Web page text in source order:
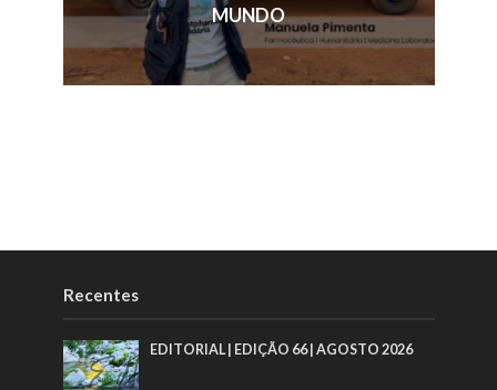
MUNDO
Recentes
EDITORIAL | EDIÇÃO 66 | AGOSTO 2026